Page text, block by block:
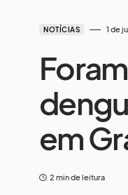
NOTÍCIAS 1 de
em
2 min de leitura